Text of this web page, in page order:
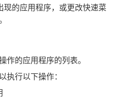
现的应用程序，或更改快速菜
作的应用程序的列表。
执行以下操作：